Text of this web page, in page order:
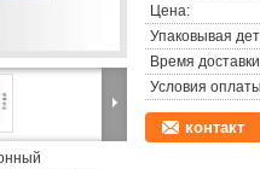
Цена:
Упаковывая
Время
Условия
контакт